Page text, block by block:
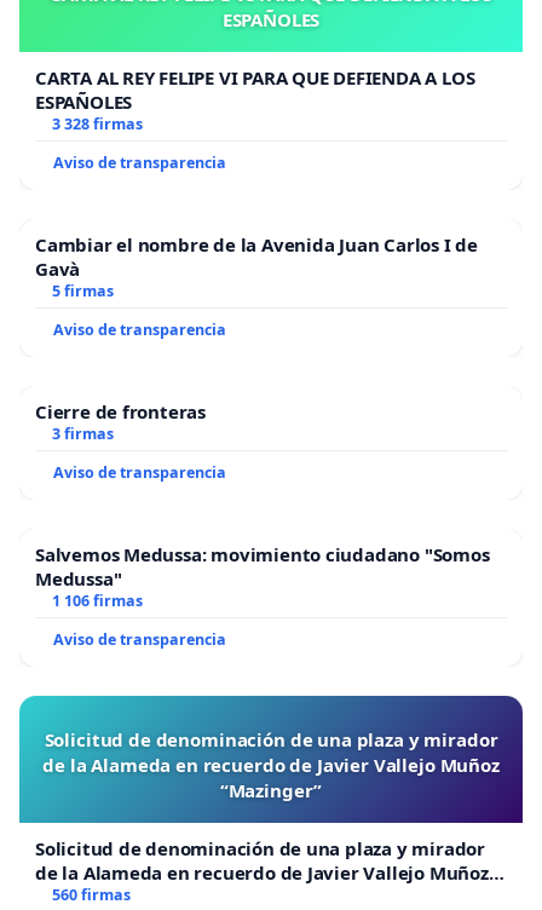
ESPAÑOLES
CARTA AL REY FELIPE VI PARA QUE DEFIENDA A LOS
ESPAÑOLES
3 328 firmas
Aviso de transparencia
Cambiar el nombre de la Avenida Juan Carlos I de
Gavà
5 firmas
Aviso de transparencia
Cierre de fronteras
3 firmas
Aviso de transparencia
Salvemos Medussa: movimiento ciudadano "Somos
Medussa"
1 106 firmas
Aviso de transparencia
Solicitud de denominación de una plaza y mirador
de la Alameda en recuerdo de Javier Vallejo Muñoz
“Mazinger”
Solicitud de denominación de una plaza y mirador
de la Alameda en recuerdo de Javier Vallejo Muñoz
“Mazinger”
560 firmas